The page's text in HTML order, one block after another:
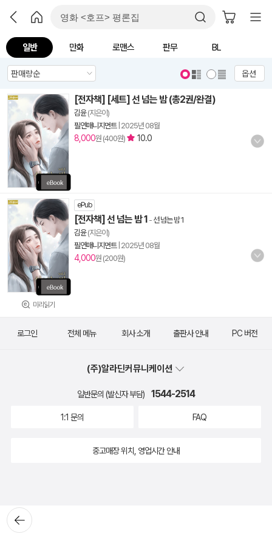
일반 만화 로맨스 판무 BL
옵션
[전자책] [세트] 선 넘는 밤 (총2권/완결)
김윤(지은이)
필연매니지먼트| 2025년 08월
8,000원 (400원) 10.0
미리읽기
ePub
[전자책] 선 넘는 밤 1 - 선 넘는 밤 1
김윤(지은이)
필연매니지먼트| 2025년 08월
4,000원 (200원)
뒤로가
기
로그인 전체 메뉴 회사 소개 출판사 안내 PC 버전
(주)알라딘커뮤니케이션
일반문의 (발신자 부담) 1544-2514
1:1 문의 FAQ
중고매장 위치, 영업시간 안내